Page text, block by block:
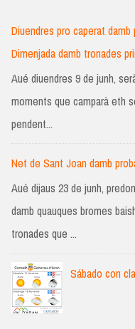
Diuendres pro caperat
Dimenjada damb tronades
Aué diuendres 9 de junh,
moments que camparà eth
pendent...
Net de Sant Joan damb
Aué dijaus 23 de junh,
damb quauques bromes
tronades que ...
Sábado con